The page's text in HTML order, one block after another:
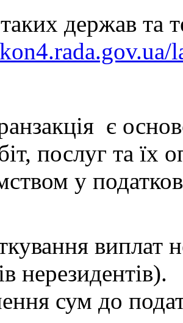
держав та
є
послуг та їх
у
виплат
нерезидентів).
сум до